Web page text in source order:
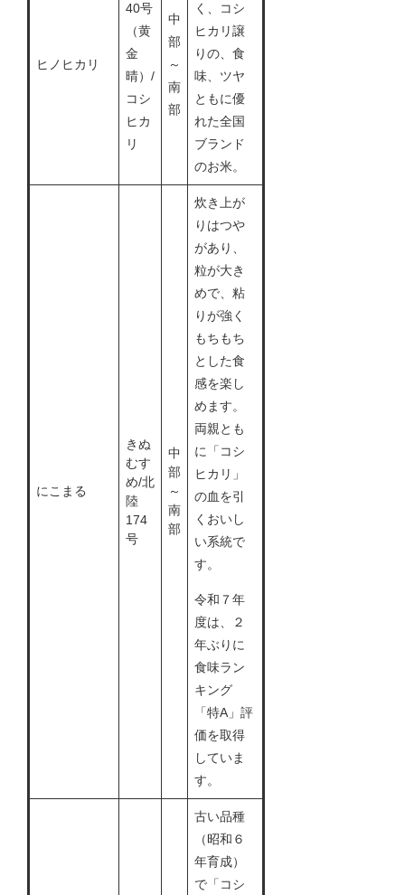
ヒノヒカリ
40号
（黄
金
晴）/
コシ
ヒカ
リ
中
部
～
南
部
く、コシ
ヒカリ譲
りの、食
味、ツヤ
ともに優
れた全国
ブランド
のお米。
にこまる
きぬ
むす
め/北
陸
174
号
中
部
～
南
部
炊き上が
りはつや
があり、
粒が大き
めで、粘
りが強く
もちもち
とした食
感を楽し
めます。
両親とも
に「コシ
ヒカリ」
の血を引
くおいし
い系統で
す。
令和７年
度は、２
年ぶりに
食味ラン
キング
「特A」評
価を取得
していま
す。
古い品種
（昭和６
年育成）
で「コシ